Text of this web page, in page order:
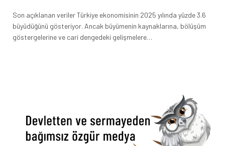
Son açıklanan veriler Türkiye ekonomisinin 2025 yılında yüzde 3.6
büyüdüğünü gösteriyor. Ancak büyümenin kaynaklarına, bölüşüm
göstergelerine ve cari dengedeki gelişmelere…